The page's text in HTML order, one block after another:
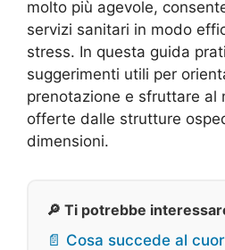
molto più agevole,
servizi sanitari in modo
stress. In questa guida
suggerimenti utili per
prenotazione e sfruttare al
offerte dalle strutture
dimensioni.
🔎 Ti potrebbe
📄 Cosa succede al